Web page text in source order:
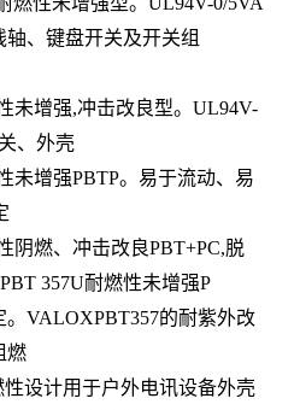
、键盘开关及开关组
未增强,冲击改良型。UL94V-
、外壳
未增强PBTP。易于流动、易
阴燃、冲击改良PBT+PC,脱
357U耐燃性未增强P
。VALOXPBT357的耐紫外改
燃
设计用于户外电讯设备外壳